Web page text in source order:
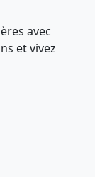
avec
et vivez